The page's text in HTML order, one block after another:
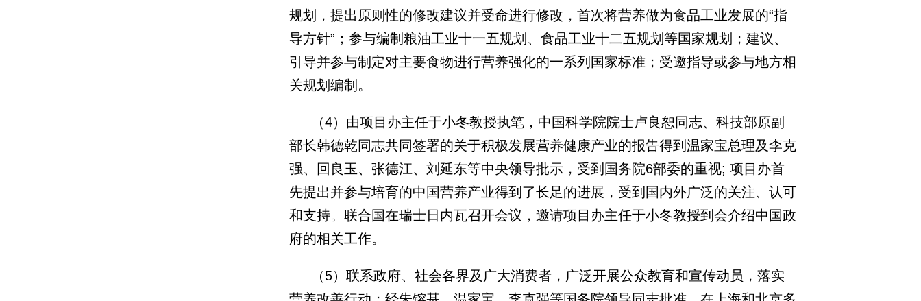
规划，提出原则性的修改建议并受命进行修改，首次将营养做为食品工业发展的“指
导方针”；参与编制粮油工业十一五规划、食品工业十二五规划等国家规划；建议、
引导并参与制定对主要食物进行营养强化的一系列国家标准；受邀指导或参与地方相
关规划编制。
（4）由项目办主任于小冬教授执笔，中国科学院院士卢良恕同志、科技部原副
部长韩德乾同志共同签署的关于积极发展营养健康产业的报告得到温家宝总理及李克
强、回良玉、张德江、刘延东等中央领导批示，受到国务院6部委的重视; 项目办首
先提出并参与培育的中国营养产业得到了长足的进展，受到国内外广泛的关注、认可
和支持。联合国在瑞士日内瓦召开会议，邀请项目办主任于小冬教授到会介绍中国政
府的相关工作。
（5）联系政府、社会各界及广大消费者，广泛开展公众教育和宣传动员，落实